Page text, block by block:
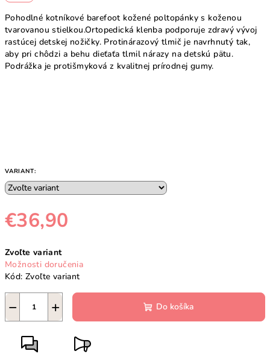
Pohodlné kotníkové barefoot kožené poltopánky s koženou
tvarovanou stielkou.Ortopedická klenba podporuje zdravý vývoj
rastúcej detskej nožičky. Protinárazový tlmič je navrhnutý tak,
aby pri chôdzi a behu dieťaťa tlmil nárazy na detskú pätu.
Podrážka je protišmyková z kvalitnej prírodnej gumy.
VARIANT:
€36,90
cena:
Zvoľte variant
Možnosti doručenia
Kód: Zvoľte variant
+
− Do košíka